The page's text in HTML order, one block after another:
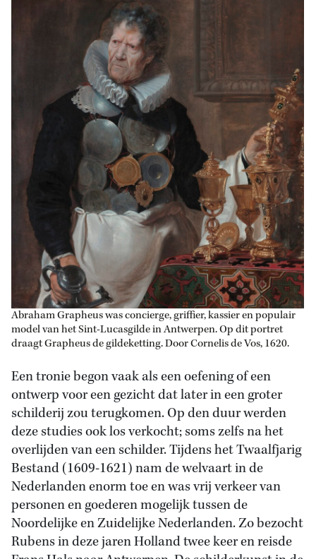
Abraham Grapheus was concierge, griffier, kassier en populair
model van het Sint-Lucasgilde in Antwerpen. Op dit portret
draagt Grapheus de gildeketting. Door Cornelis de Vos, 1620.
Een tronie begon vaak als een oefening of een
ontwerp voor een gezicht dat later in een groter
schilderij zou terugkomen. Op den duur werden
deze studies ook los verkocht; soms zelfs na het
overlijden van een schilder. Tijdens het Twaalfjarig
Bestand (1609-1621) nam de welvaart in de
Nederlanden enorm toe en was vrij verkeer van
personen en goederen mogelijk tussen de
Noordelijke en Zuidelijke Nederlanden. Zo bezocht
Rubens in deze jaren Holland twee keer en reisde